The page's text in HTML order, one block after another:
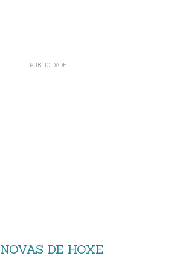
NOVAS DE HOXE